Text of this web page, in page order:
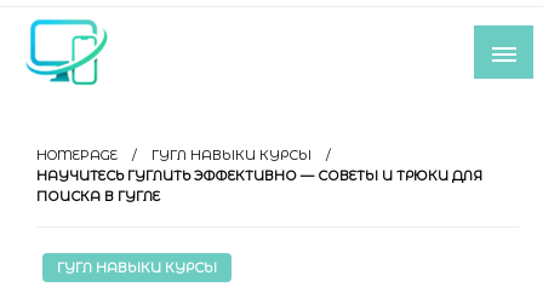
Skip
content
индустрии
HOMEPAGE
ГУГЛ НАВЫКИ КУРСЫ
НАУЧИТЕСЬ ГУГЛИТЬ ЭФФЕКТИВНО — СОВЕТЫ И ТРЮКИ ДЛЯ
ПОИСКА В ГУГЛЕ
ГУГЛ НАВЫКИ КУРСЫ